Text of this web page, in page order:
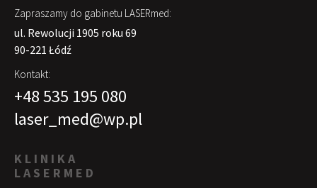
Zapraszamy do gabinetu LASERmed:
ul. Rewolucji 1905 roku 69
90-221 Łódź
Kontakt:
+48 535 195 080
laser_med@wp.pl
KLINIKA
LASERMED